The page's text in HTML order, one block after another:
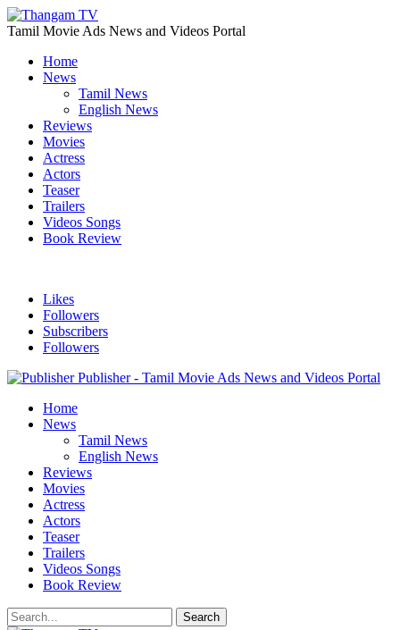
Tamil Movie Ads News and Videos Portal
Home
News
Tamil News
English News
Reviews
Movies
Actress
Actors
Teaser
Trailers
Videos Songs
Book Review
Likes
Followers
Subscribers
Followers
Publisher - Tamil Movie Ads News and Videos Portal
Home
News
Tamil News
English News
Reviews
Movies
Actress
Actors
Teaser
Trailers
Videos Songs
Book Review